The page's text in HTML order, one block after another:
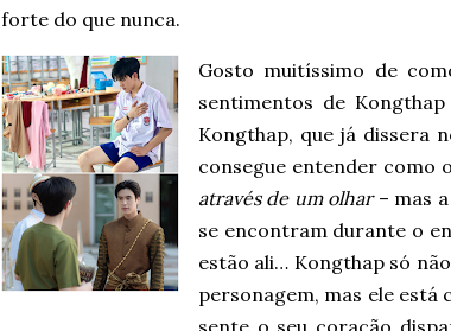
forte do que nunca.
Gosto muitíssimo de
sentimentos de
Kongthap, que já dissera
consegue entender como
através de um olhar– mas a
se encontram durante o
estão ali… Kongthap só
personagem, mas ele está
sente o seu coração